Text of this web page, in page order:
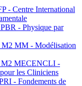
- Centre International
- Physique par
MM - Modélisation
MECENCLI -
les Cliniciens
- Fondements de